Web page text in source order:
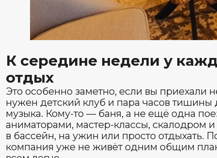
На пятый день хочется не
другой картинки